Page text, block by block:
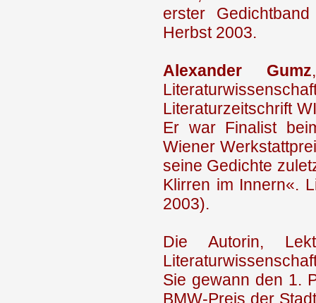
erster
Herbst 2003.
Alexander Gumz
Literaturzeitschrift
Er war Finalist
Wiener
seine Gedichte
Klirren im Innern«.
2003).
Die Autorin,
Sie gewann den 1.
BMW-Preis der